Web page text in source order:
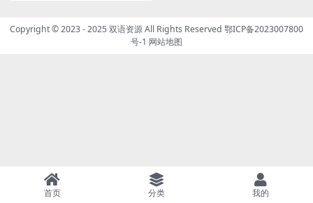
Copyright © 2023 - 2025双语资源All Rights Reserved 鄂ICP备2023007800
号-1 网站地图
首页 分类 我的